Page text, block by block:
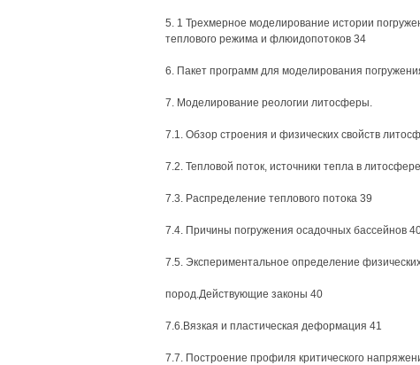
5. 1 Трехмерное моделирование истории
теплового режима и флюидопотоков 34
6. Пакет программ для моделирования
7. Моделирование реологии литосферы.
7.1. Обзор строения и физических свойств
7.2. Тепловой поток, источники тепла в
7.3. Распределение теплового потока 39
7.4. Причины погружения осадочных бассейнов
7.5. Экспериментальное определение
пород.Действующие законы 40
7.6.Вязкая и пластическая деформация 41
7.7. Построение профиля критического